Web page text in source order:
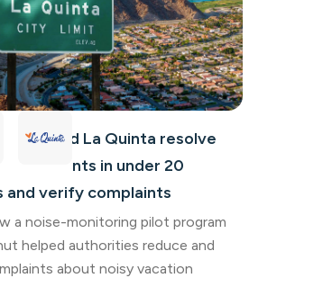
helped La Quinta resolve
events in under 20
and verify complaints
a noise-monitoring pilot program
helped authorities reduce and
about noisy vacation